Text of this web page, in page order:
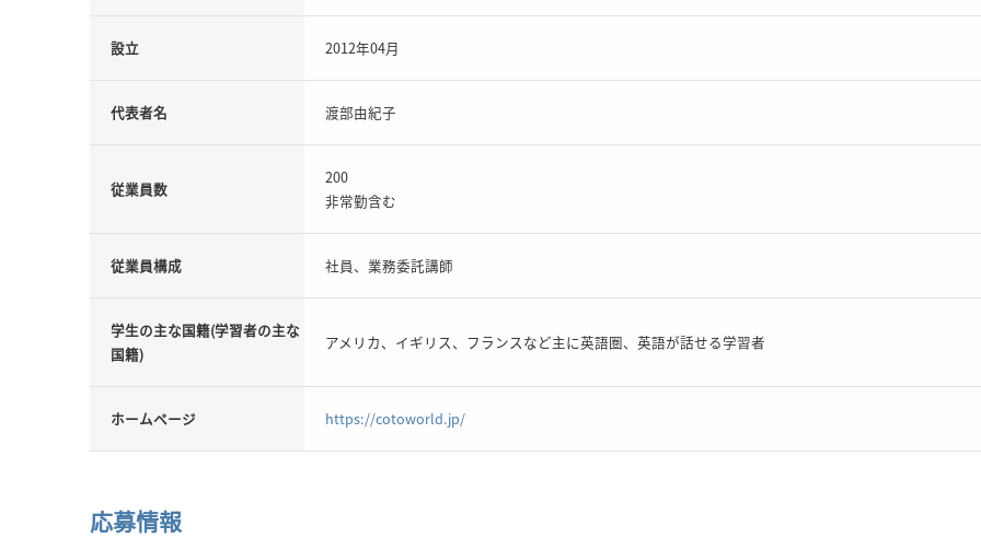
設立 2012年04月
代表者名 渡部由紀子
従業員数
200
非常勤含む
従業員構成 社員、業務委託講師
学生の主な国籍(学習者の主な
国籍)
アメリカ、イギリス、フランスなど主に英語圏、英語が話せる学習者
ホームページ https://cotoworld.jp/
応募情報